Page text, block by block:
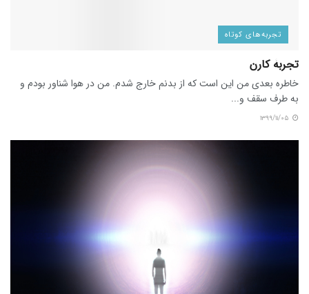
تجربه‌های کوتاه
تجربۀ کارن
خاطره بعدی من این است که از بدنم خارج شدم. من در هوا شناور بودم و
به طرف سقف و...